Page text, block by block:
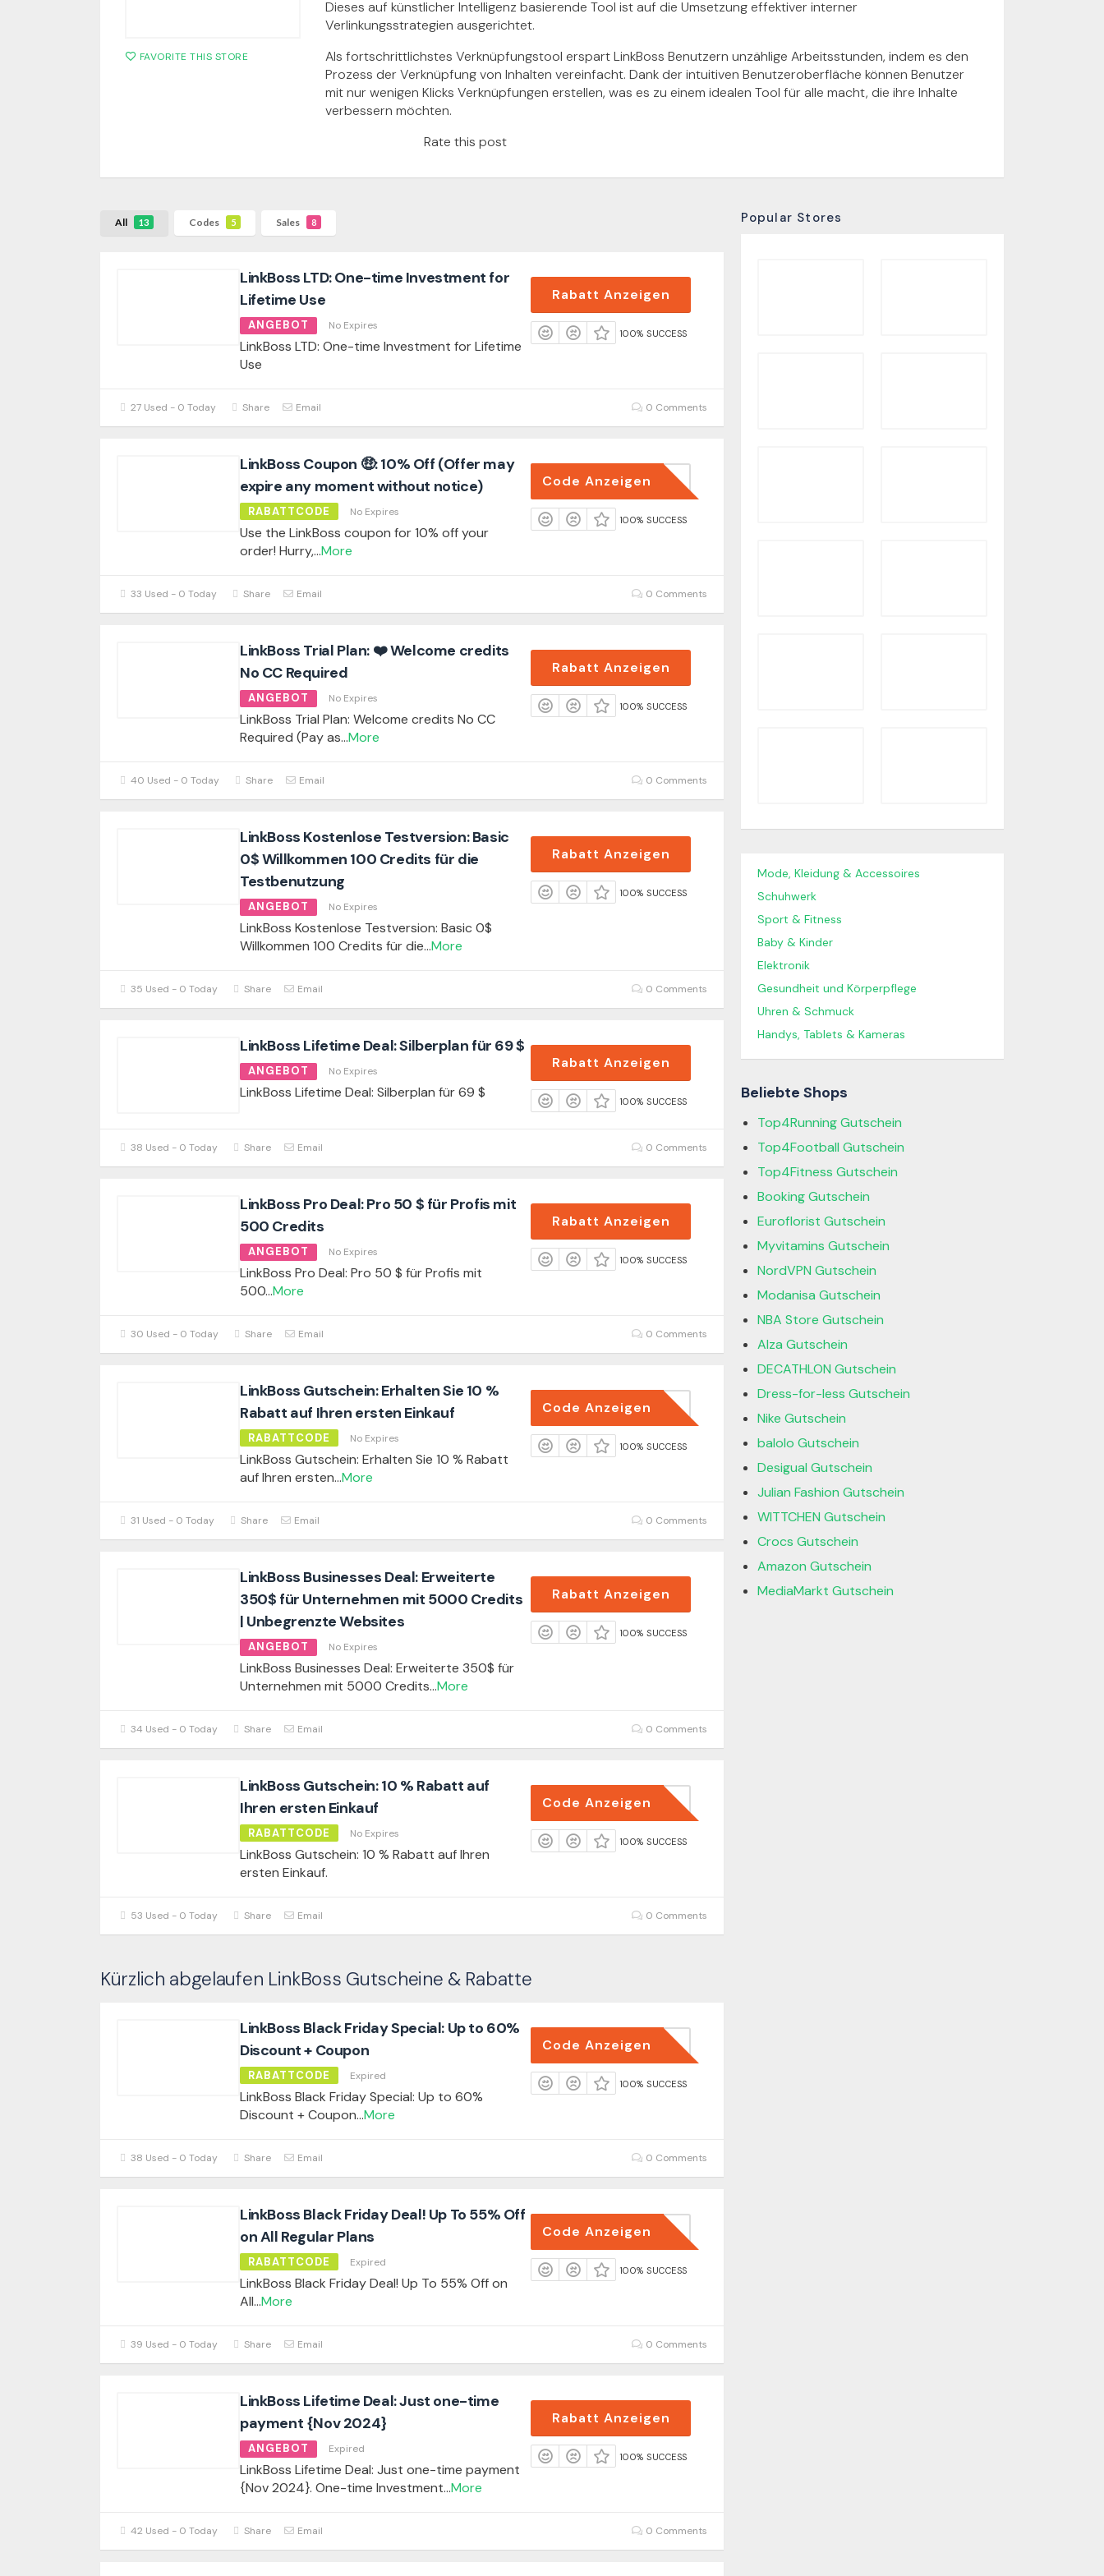
FAVORITE THIS STORE
Dieses auf künstlicher Intelligenz basierende Tool ist auf die Umsetzung effektiver interner
Verlinkungsstrategien ausgerichtet.
Als fortschrittlichstes Verknüpfungstool erspart LinkBoss Benutzern unzählige Arbeitsstunden, indem es den
Prozess der Verknüpfung von Inhalten vereinfacht. Dank der intuitiven Benutzeroberfläche können Benutzer
mit nur wenigen Klicks Verknüpfungen erstellen, was es zu einem idealen Tool für alle macht, die ihre Inhalte
verbessern möchten.
Rate this post
All 13 Codes 5 Sales 8
LinkBoss LTD: One-time Investment for
Lifetime Use
ANGEBOT No Expires
LinkBoss LTD: One-time Investment for Lifetime
Use
Rabatt Anzeigen
100% SUCCESS
27 Used - 0 Today Share Email 0 Comments
LinkBoss Coupon 🤑: 10% Off (Offer may
expire any moment without notice)
RABATTCODE No Expires
Use the LinkBoss coupon for 10% off your
order! Hurry,...More
NEW10
Code Anzeigen
100% SUCCESS
33 Used - 0 Today Share Email 0 Comments
LinkBoss Trial Plan: ❤️ Welcome credits
No CC Required
ANGEBOT No Expires
LinkBoss Trial Plan: Welcome credits No CC
Required (Pay as...More
Rabatt Anzeigen
100% SUCCESS
40 Used - 0 Today Share Email 0 Comments
LinkBoss Kostenlose Testversion: Basic
0$ Willkommen 100 Credits für die
Testbenutzung
ANGEBOT No Expires
LinkBoss Kostenlose Testversion: Basic 0$
Willkommen 100 Credits für die...More
Rabatt Anzeigen
100% SUCCESS
35 Used - 0 Today Share Email 0 Comments
LinkBoss Lifetime Deal: Silberplan für 69 $
ANGEBOT No Expires
LinkBoss Lifetime Deal: Silberplan für 69 $
Rabatt Anzeigen
100% SUCCESS
38 Used - 0 Today Share Email 0 Comments
LinkBoss Pro Deal: Pro 50 $ für Profis mit
500 Credits
ANGEBOT No Expires
LinkBoss Pro Deal: Pro 50 $ für Profis mit
500...More
Rabatt Anzeigen
100% SUCCESS
30 Used - 0 Today Share Email 0 Comments
LinkBoss Gutschein: Erhalten Sie 10 %
Rabatt auf Ihren ersten Einkauf
RABATTCODE No Expires
LinkBoss Gutschein: Erhalten Sie 10 % Rabatt
auf Ihren ersten...More
REQUIRED
Code Anzeigen
100% SUCCESS
31 Used - 0 Today Share Email 0 Comments
LinkBoss Businesses Deal: Erweiterte
350$ für Unternehmen mit 5000 Credits
| Unbegrenzte Websites
ANGEBOT No Expires
LinkBoss Businesses Deal: Erweiterte 350$ für
Unternehmen mit 5000 Credits...More
Rabatt Anzeigen
100% SUCCESS
34 Used - 0 Today Share Email 0 Comments
LinkBoss Gutschein: 10 % Rabatt auf
Ihren ersten Einkauf
RABATTCODE No Expires
LinkBoss Gutschein: 10 % Rabatt auf Ihren
ersten Einkauf.
THANKS
Code Anzeigen
100% SUCCESS
53 Used - 0 Today Share Email 0 Comments
Kürzlich abgelaufen LinkBoss Gutscheine & Rabatte
LinkBoss Black Friday Special: Up to 60%
Discount + Coupon
RABATTCODE Expired
LinkBoss Black Friday Special: Up to 60%
Discount + Coupon...More
FLASH60
Code Anzeigen
100% SUCCESS
38 Used - 0 Today Share Email 0 Comments
LinkBoss Black Friday Deal! Up To 55% Off
on All Regular Plans
RABATTCODE Expired
LinkBoss Black Friday Deal! Up To 55% Off on
All...More
FRIDAY
Code Anzeigen
100% SUCCESS
39 Used - 0 Today Share Email 0 Comments
LinkBoss Lifetime Deal: Just one-time
payment {Nov 2024}
ANGEBOT Expired
LinkBoss Lifetime Deal: Just one-time payment
{Nov 2024}. One-time Investment...More
Rabatt Anzeigen
100% SUCCESS
42 Used - 0 Today Share Email 0 Comments
Popular Stores
Mode, Kleidung & Accessoires
Schuhwerk
Sport & Fitness
Baby & Kinder
Elektronik
Gesundheit und Körperpflege
Uhren & Schmuck
Handys, Tablets & Kameras
Beliebte Shops
Top4Running Gutschein
Top4Football Gutschein
Top4Fitness Gutschein
Booking Gutschein
Euroflorist Gutschein
Myvitamins Gutschein
NordVPN Gutschein
Modanisa Gutschein
NBA Store Gutschein
Alza Gutschein
DECATHLON Gutschein
Dress-for-less Gutschein
Nike Gutschein
balolo Gutschein
Desigual Gutschein
Julian Fashion Gutschein
WITTCHEN Gutschein
Crocs Gutschein
Amazon Gutschein
MediaMarkt Gutschein